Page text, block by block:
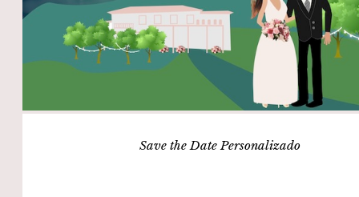
Save the Date Personalizado